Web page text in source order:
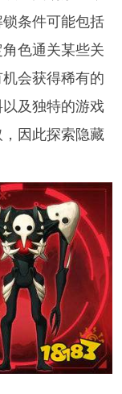
条件可能包括
色通关某些关
会获得稀有的
及独特的游戏
因此探索隐藏